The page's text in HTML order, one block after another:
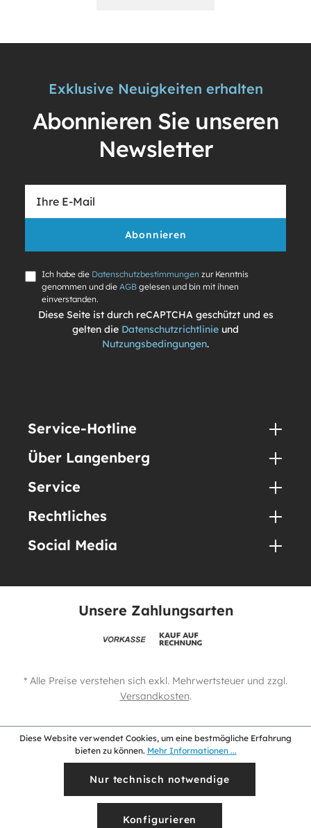
Exklusive Neuigkeiten erhalten
Abonnieren Sie unseren
Newsletter
Abonnieren
Ich habe die Datenschutzbestimmungen zur Kenntnis
genommen und die AGB gelesen und bin mit ihnen
einverstanden.
Diese Seite ist durch reCAPTCHA geschützt und es
gelten die Datenschutzrichtlinie und
Nutzungsbedingungen.
Service-Hotline
Über Langenberg
Service
Rechtliches
Social Media
Unsere Zahlungsarten
* Alle Preise verstehen sich exkl. Mehrwertsteuer und zzgl.
Versandkosten.
Diese Website verwendet Cookies, um eine bestmögliche Erfahrung
bieten zu können. Mehr Informationen ...
Nur technisch notwendige
Konfigurieren